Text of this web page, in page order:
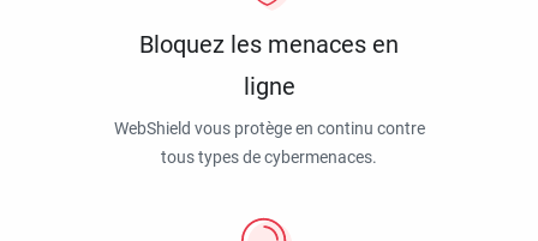
Bloquez les menaces en
ligne
WebShield vous protège en continu contre
tous types de cybermenaces.